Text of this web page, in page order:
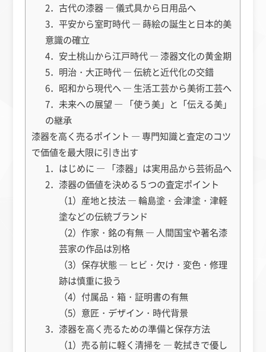
2．古代の漆器 ― 儀式具から日用品へ
3．平安から室町時代 ― 蒔絵の誕生と日本的美
意識の確立
4．安土桃山から江戸時代 ― 漆器文化の黄金期
5．明治・大正時代 ― 伝統と近代化の交錯
6．昭和から現代へ ― 生活工芸から美術工芸へ
7．未来への展望 ― 「使う美」と「伝える美」
の継承
漆器を高く売るポイント ― 専門知識と査定のコツ
で価値を最大限に引き出す
1．はじめに ― 「漆器」は実用品から芸術品へ
2．漆器の価値を決める５つの査定ポイント
（1）産地と技法 ― 輪島塗・会津塗・津軽
塗などの伝統ブランド
（2）作家・銘の有無 ― 人間国宝や著名漆
芸家の作品は別格
（3）保存状態 ― ヒビ・欠け・変色・修理
跡は慎重に扱う
（4）付属品・箱・証明書の有無
（5）意匠・デザイン・時代背景
3．漆器を高く売るための準備と保存方法
（1）売る前に軽く清掃を ― 乾拭きで優し